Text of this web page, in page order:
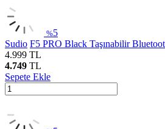
%5
Sudio F5 PRO Black Taşınabilir
4.999 TL
4.749 TL
Sepete Ekle